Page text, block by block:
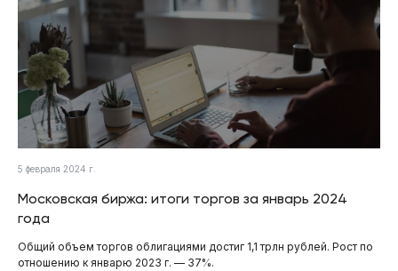
5 февраля 2024 г.
Московская биржа: итоги торгов за январь 2024
года
Общий объем торгов облигациями достиг 1,1 трлн рублей. Рост по
отношению к январю 2023 г. — 37%.